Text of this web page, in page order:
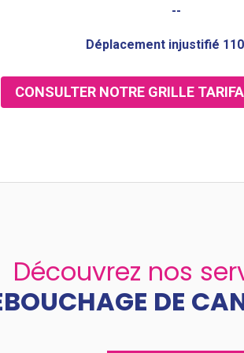
--
Déplacement injustifié
CONSULTER NOTRE GRILLE
Découvrez nos
DE